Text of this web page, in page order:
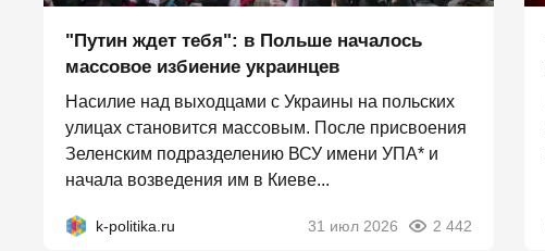
"Путин ждет тебя": в Польше началось
массовое избиение украинцев
Насилие над выходцами с Украины на польских
улицах становится массовым. После присвоения
Зеленским подразделению ВСУ имени УПА* и
начала возведения им в Киеве...
k-politika.ru 31 июл 2026 2 442